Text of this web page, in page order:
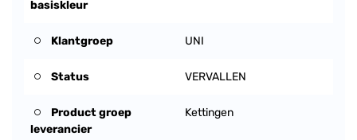
basiskleur
Klantgroep UNI
Status VERVALLEN
Product groep
leverancier
Kettingen